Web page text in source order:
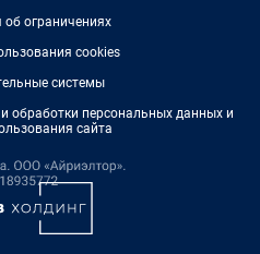
ограничениях
cookies
системы
обработки персональных данных и
сайта